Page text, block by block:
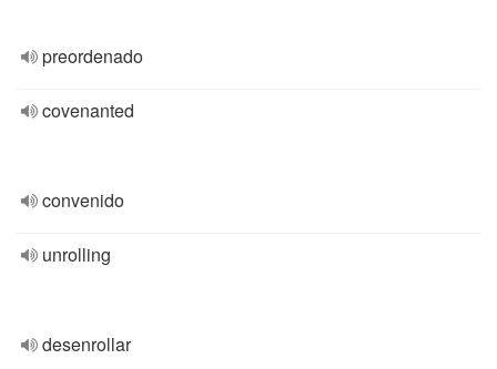
preordenado
covenanted
convenido
unrolling
desenrollar